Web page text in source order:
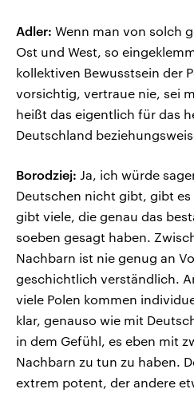
Adler: Wenn man von solch
Ost und West, so
kollektiven Bewusstsein der
vorsichtig, vertraue nie, sei
heißt das eigentlich für das
Deutschland
Borodziej: Ja, ich würde
Deutschen nicht gibt, gibt es
gibt viele, die genau das
soeben gesagt haben.
Nachbarn ist nie genug an
geschichtlich verständlich.
viele Polen kommen
klar, genauso wie mit
in dem Gefühl, es eben mit
Nachbarn zu tun zu haben.
extrem potent, der andere